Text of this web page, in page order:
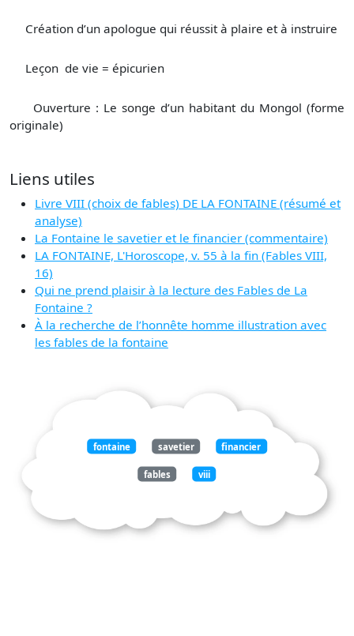
Création d’un apologue qui réussit à plaire et à instruire
Leçon de vie = épicurien
Ouverture : Le songe d’un habitant du Mongol (forme
originale)
Liens utiles
Livre VIII (choix de fables) DE LA FONTAINE (résumé et
analyse)
La Fontaine le savetier et le financier (commentaire)
LA FONTAINE, L'Horoscope, v. 55 à la fin (Fables VIII,
16)
Qui ne prend plaisir à la lecture des Fables de La
Fontaine ?
À la recherche de l’honnête homme illustration avec
les fables de la fontaine
fontaine savetier financier
fables viii